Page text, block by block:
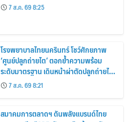
7 ส.ค. 69 8:25
โรงพยาบาลไทยนครินทร์ โชว์ศักยภาพ
‘ศูนย์ปลูกถ่ายไต’ ตอกย้ำความพร้อม
ระดับมาตรฐาน เดินหน้าผ่าตัดปลูกถ่ายไต
สำเร็จ 2 รายพร้อมกัน จากผู้บริจาคอวัยวะ
รายเดียวกัน
7 ส.ค. 69 8:21
สมาคมการตลาดฯ ดันพลังแบรนด์ไทย